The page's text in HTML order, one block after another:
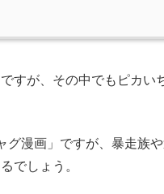
すが、その中でもピカい
漫画」ですが、暴走族
でしょう。